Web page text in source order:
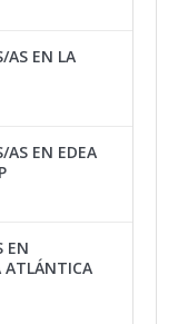
AS EN LA
AS EN EDEA
EN
ATLÁNTICA